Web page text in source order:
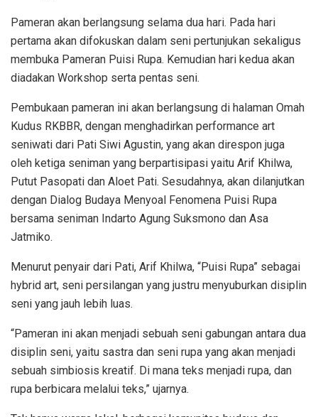
Pameran akan berlangsung selama dua hari. Pada hari
pertama akan difokuskan dalam seni pertunjukan sekaligus
membuka Pameran Puisi Rupa. Kemudian hari kedua akan
diadakan Workshop serta pentas seni.
Pembukaan pameran ini akan berlangsung di halaman Omah
Kudus RKBBR, dengan menghadirkan performance art
seniwati dari Pati Siwi Agustin, yang akan direspon juga
oleh ketiga seniman yang berpartisipasi yaitu Arif Khilwa,
Putut Pasopati dan Aloet Pati. Sesudahnya, akan dilanjutkan
dengan Dialog Budaya Menyoal Fenomena Puisi Rupa
bersama seniman Indarto Agung Suksmono dan Asa
Jatmiko.
Menurut penyair dari Pati, Arif Khilwa, “Puisi Rupa” sebagai
hybrid art, seni persilangan yang justru menyuburkan disiplin
seni yang jauh lebih luas.
“Pameran ini akan menjadi sebuah seni gabungan antara dua
disiplin seni, yaitu sastra dan seni rupa yang akan menjadi
sebuah simbiosis kreatif. Di mana teks menjadi rupa, dan
rupa berbicara melalui teks,” ujarnya.